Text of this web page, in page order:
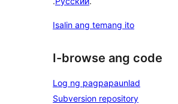
Isalin ang temang ito
I-browse ang code
Log ng pagpapaunlad
Subversion repository